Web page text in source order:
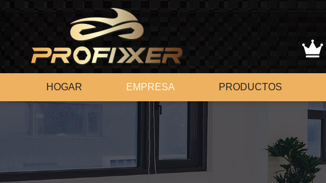
HOGAR EMPRESA PRODUCTOS